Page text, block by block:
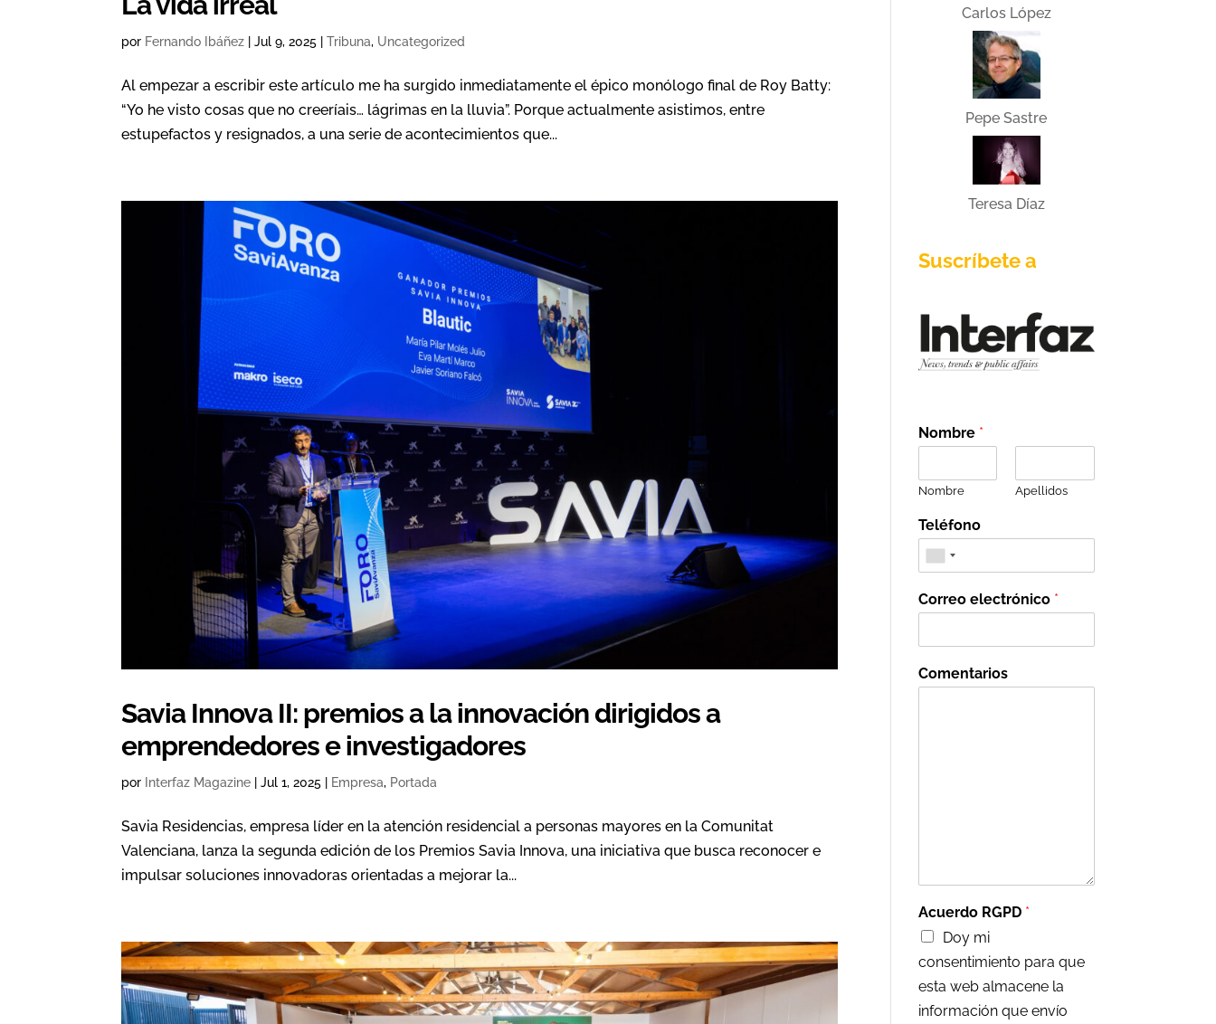
por Fernando Ibáñez |Jul 9, 2025 |Tribuna, Uncategorized
Al empezar a escribir este artículo me ha surgido inmediatamente el épico monólogo final de Roy Batty:
“Yo he visto cosas que no creeríais… lágrimas en la lluvia”. Porque actualmente asistimos, entre
estupefactos y resignados, a una serie de acontecimientos que...
Savia Innova II: premios a la innovación dirigidos a
emprendedores e investigadores
por Interfaz Magazine |Jul 1, 2025 Empresa, Portada
Savia Residencias, empresa líder en la atención residencial a personas mayores en la Comunitat
Valenciana, lanza la segunda edición de los Premios Savia Innova, una iniciativa que busca reconocer e
impulsar soluciones innovadoras orientadas a mejorar la...
Carlos López
Pepe Sastre
Teresa Díaz
Suscríbete a
Nombre *
Nombre Apellidos
Teléfono
Correo electrónico *
Comentarios
Acuerdo RGPD *
Doy mi
consentimiento para que
esta web almacene la
información que envío